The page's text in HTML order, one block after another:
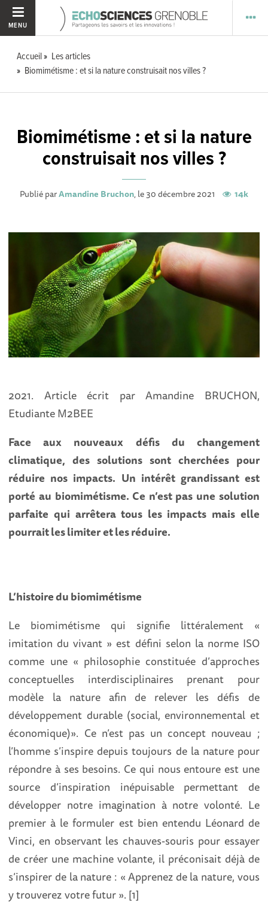
MENU
Accueil
Les articles
Biomimétisme : et si la nature construisait nos villes ?
Biomimétisme : et si la nature
construisait nos villes ?
Publié parAmandine Bruchon, le 30 décembre 2021 14k
2021. Article écrit par Amandine BRUCHON,
Etudiante M2BEE
Face aux nouveaux défis du changement
climatique, des solutions sont cherchées pour
réduire nos impacts. Un intérêt grandissant est
porté au biomimétisme. Ce n’est pas une solution
parfaite qui arrêtera tous les impacts mais elle
pourrait les limiter et les réduire.
L’histoire du biomimétisme
Le biomimétisme qui signifie littéralement «
imitation du vivant » est défini selon la norme ISO
comme une « philosophie constituée d’approches
conceptuelles interdisciplinaires prenant pour
modèle la nature afin de relever les défis de
développement durable (social, environnemental et
économique)». Ce n’est pas un concept nouveau ;
l’homme s’inspire depuis toujours de la nature pour
répondre à ses besoins. Ce qui nous entoure est une
source d’inspiration inépuisable permettant de
développer notre ima gination à notre volonté. Le
premier à le formuler est bien entendu Léonard de
Vinci, en observant les chauves-souris pour essayer
de créer une machine volante, il préconisait déjà de
s’inspirer de la nature : « Apprenez de la nature, vous
y trouverez votre futur ». [1]